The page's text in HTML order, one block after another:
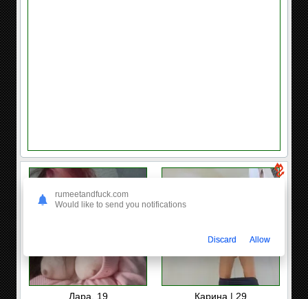
Лара, 19 Карина | 29
rumeetandfuck.com
Would like to send you notifications
Discard Allow